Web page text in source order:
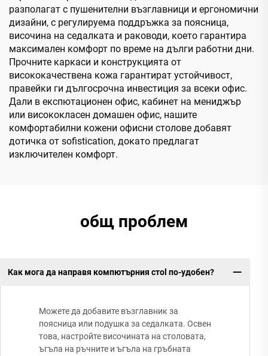
разполагат с пушенителни възглавници и ергономични
дизайни, с регулируема поддръжка за поясница,
височина на седалката и раководи, което гарантира
максимален комфорт по време на дълги работни дни.
Прочните каркаси и конструкцията от
висококачествена кожа гарантират устойчивост,
правейки ги дългосрочна инвестиция за всеки офис.
Дали в експютационен офис, кабинет на мениджър
или висококласен домашен офис, нашите
комфортабилни кожени офисни столове добавят
дотичка от sofistication, докато предлагат
изключителен комфорт.
общ проблем
Как мога да направя компютърния стol по-удобен?
Можете да добавите възглавник за
поясница или подушка за седалката. Освен
това, настройте височината на столовата,
ъгъла на ръчните и ъгъла на гръбната